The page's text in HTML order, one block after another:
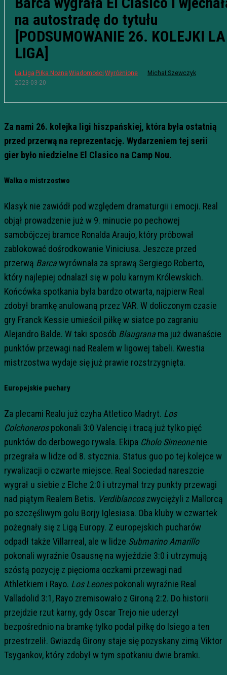
na autostradę do tytułu
[PODSUMOWANIE 26. KOLEJKI LA
LIGA]
La Liga Piłka Nożna Wiadomości Wyróżnione
Michał Szewczyk
2023-03-20
Za nami 26. kolejka ligi hiszpańskiej, która była ostatnią
przed przerwą na reprezentację. Wydarzeniem tej serii
gier było niedzielne El Clasico na Camp Nou.
Walka o mistrzostwo
Klasyk nie zawiódł pod względem dramaturgii i emocji. Real
objął prowadzenie już w 9. minucie po pechowej
samobójczej bramce Ronalda Araujo, który próbował
zablokować dośrodkowanie Viniciusa. Jeszcze przed
przerwą Barcawyrównała za sprawą Sergiego Roberto,
który najlepiej odnalazł się w polu karnym Królewskich.
Końcówka spotkania była bardzo otwarta, najpierw Real
zdobył bramkę anulowaną przez VAR. W doliczonym czasie
gry Franck Kessie umieścił piłkę w siatce po zagraniu
Alejandro Balde. W taki sposób Blaugrana ma już dwanaście
punktów przewagi nad Realem w ligowej tabeli. Kwestia
mistrzostwa wydaje się już prawie rozstrzygnięta.
Europejskie puchary
Za plecami Realu już czyha Atletico Madryt. Los
Colchonerospokonali 3:0 Valencię i tracą już tylko pięć
punktów do derbowego rywala. Ekipa Cholo Simeonenie
przegrała w lidze od 8. stycznia. Status guo po tej kolejce w
rywalizacji o czwarte miejsce. Real Sociedad nareszcie
wygrał u siebie z Elche 2:0 i utrzymał trzy punkty przewagi
nad piątym Realem Betis. Verdiblancoszwyciężyli z Mallorcą
po szczęśliwym golu Borjy Iglesiasa. Oba kluby w czwartek
pożegnały się z Ligą Europy. Z europejskich pucharów
odpadł także Villarreal, ale w lidze Submarino Amarillo
pokonali wyraźnie Osausnę na wyjeździe 3:0 i utrzymują
szóstą pozycję z pięcioma oczkami przewagi nad
Athletkiem i Rayo. Los Leonespokonali wyraźnie Real
Valladolid 3:1, Rayo zremisowało z Gironą 2:2. Do historii
przejdzie rzut karny, gdy Oscar Trejo nie uderzył
bezpośrednio na bramkę tylko podał piłkę do Isiego a ten
przestrzelił. Gwiazdą Girony staje się pozyskany zimą Viktor
Tsygankov, który zdobył w tym spotkaniu dwie bramki.